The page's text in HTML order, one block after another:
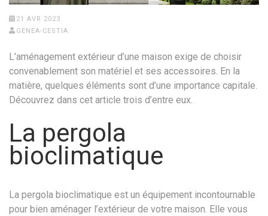
21 AVR 2023
GENEA-CESTIA
L’aménagement extérieur d’une maison exige de choisir
convenablement son matériel et ses accessoires. En la
matière, quelques éléments sont d’une importance capitale.
Découvrez dans cet article trois d’entre eux.
La pergola
bioclimatique
La pergola bioclimatique est un équipement incontournable
pour bien aménager l’extérieur de votre maison. Elle vous